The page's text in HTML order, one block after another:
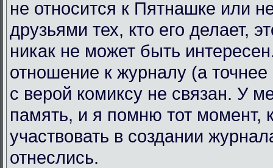
не относится к Пятнашке или
друзьями тех, кто его делает,
никак не может быть
отношение к журналу (а точнее
с верой комиксу не связан. У
память, и я помню тот момент,
участвовать в создании
отнеслись.